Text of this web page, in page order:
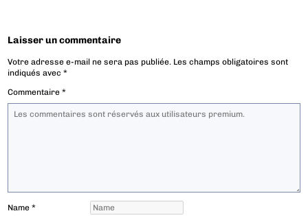
Laisser un commentaire
Votre adresse e-mail ne sera pas publiée. Les champs obligatoires sont
indiqués avec*
Commentaire*
Name*